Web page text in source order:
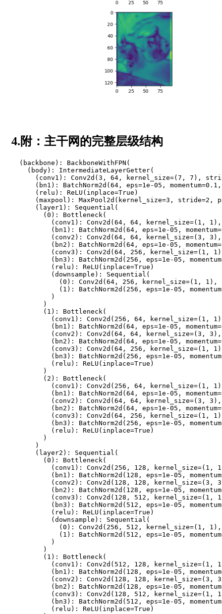
4.附：主干网的完整层级结构
( backbone ) : BackboneWithFPN (
( body) : IntermediateLayerGetter(
( conv1 ) : Conv2d ( 3 , 64 , kernel_size=( 7 , 7 ) ,
( bn1 ) : BatchNorm2d ( 64 , eps=1e-05 , momentum=0.1 ,
( relu ) : ReLU ( inplace=True )
( maxpool ) : MaxPool2d ( kernel_size=3 , stride=2 ,
( layer1 ) : Sequential (
( 0 ) : Bottleneck (
( conv1 ) : Conv2d ( 64 , 64 , kernel_size=( 1 , 1 ) ,
( bn1 ) : BatchNorm2d ( 64 , eps=1e-05 , momentum=
( conv2 ) : Conv2d ( 64 , 64 , kernel_size=( 3 , 3 ) ,
( bn2 ) : BatchNorm2d ( 64 , eps=1e-05 , momentum=
( conv3 ) : Conv2d ( 64 , 256 , kernel_size=( 1 , 1 )
( bn3 ) : BatchNorm2d ( 256 , eps=1e-05 , momentum
( relu ) : ReLU ( inplace=True )
( downsample ) : Sequential (
( 0 ) : Conv2d ( 64 , 256 , kernel_size=( 1 , 1 ) ,
( 1 ) : BatchNorm2d ( 256 , eps=1e-05 , momentum
)
)
( 1 ) : Bottleneck (
( conv1 ) : Conv2d ( 256 , 64 , kernel_size=( 1 , 1 )
( bn1 ) : BatchNorm2d ( 64 , eps=1e-05 , momentum=
( conv2 ) : Conv2d ( 64 , 64 , kernel_size=( 3 , 3 ) ,
( bn2 ) : BatchNorm2d ( 64 , eps=1e-05 , momentum=
( conv3 ) : Conv2d ( 64 , 256 , kernel_size=( 1 , 1 )
( bn3 ) : BatchNorm2d ( 256 , eps=1e-05 , momentum
( relu ) : ReLU ( inplace=True )
)
( 2 ) : Bottleneck (
( conv1 ) : Conv2d ( 256 , 64 , kernel_size=( 1 , 1 )
( bn1 ) : BatchNorm2d ( 64 , eps=1e-05 , momentum=
( conv2 ) : Conv2d ( 64 , 64 , kernel_size=( 3 , 3 ) ,
( bn2 ) : BatchNorm2d ( 64 , eps=1e-05 , momentum=
( conv3 ) : Conv2d ( 64 , 256 , kernel_size=( 1 , 1 )
( bn3 ) : BatchNorm2d ( 256 , eps=1e-05 , momentum
( relu ) : ReLU ( inplace=True )
)
)
( layer2 ) : Sequential (
( 0 ) : Bottleneck (
( conv1 ) : Conv2d ( 256 , 128 , kernel_size=( 1 , 1
( bn1 ) : BatchNorm2d ( 128 , eps=1e-05 , momentum
( conv2 ) : Conv2d ( 128 , 128 , kernel_size=( 3 , 3
( bn2 ) : BatchNorm2d ( 128 , eps=1e-05 , momentum
( conv3 ) : Conv2d ( 128 , 512 , kernel_size=( 1 , 1
( bn3 ) : BatchNorm2d ( 512 , eps=1e-05 , momentum
( relu ) : ReLU ( inplace=True )
( downsample ) : Sequential (
( 0 ) : Conv2d ( 256 , 512 , kernel_size=( 1 , 1 ) ,
( 1 ) : BatchNorm2d ( 512 , eps=1e-05 , momentum
)
)
( 1 ) : Bottleneck (
( conv1 ) : Conv2d ( 512 , 128 , kernel_size=( 1 , 1
( bn1 ) : BatchNorm2d ( 128 , eps=1e-05 , momentum
( conv2 ) : Conv2d ( 128 , 128 , kernel_size=( 3 , 3
( bn2 ) : BatchNorm2d ( 128 , eps=1e-05 , momentum
( conv3 ) : Conv2d ( 128 , 512 , kernel_size=( 1 , 1
( bn3 ) : BatchNorm2d ( 512 , eps=1e-05 , momentum
( relu ) : ReLU ( inplace=True )